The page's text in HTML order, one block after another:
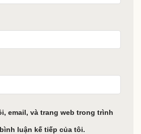
email, và trang web trong trình
luận kế tiếp của tôi.